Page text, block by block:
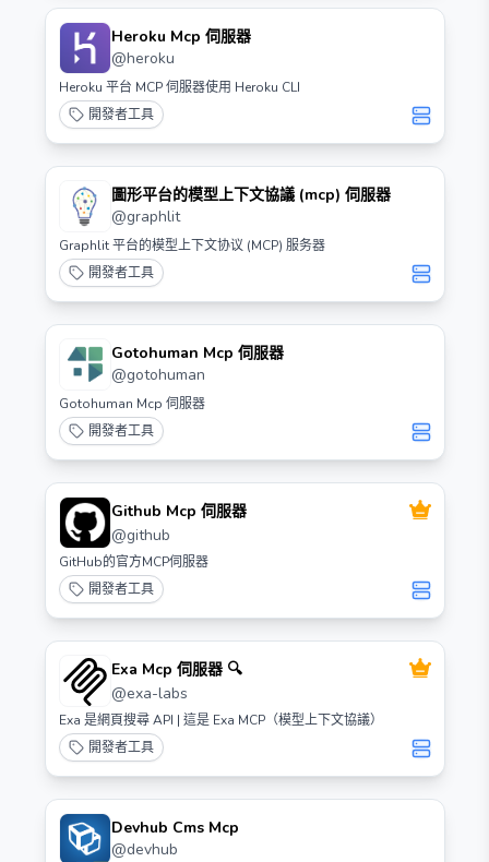
Heroku Mcp 伺服器
@heroku
Heroku 平台 MCP 伺服器使用 Heroku CLI
開發者工具
圖形平台的模型上下文協議 (mcp) 伺服器
@graphlit
Graphlit 平台的模型上下文协议 (MCP) 服务器
開發者工具
Gotohuman Mcp 伺服器
@gotohuman
Gotohuman Mcp 伺服器
開發者工具
Github Mcp 伺服器
@github
GitHub的官方MCP伺服器
開發者工具
Exa Mcp 伺服器 🔍
@exa-labs
Exa 是網頁搜尋 API | 這是 Exa MCP（模型上下文協議）
開發者工具
Devhub Cms Mcp
@devhub